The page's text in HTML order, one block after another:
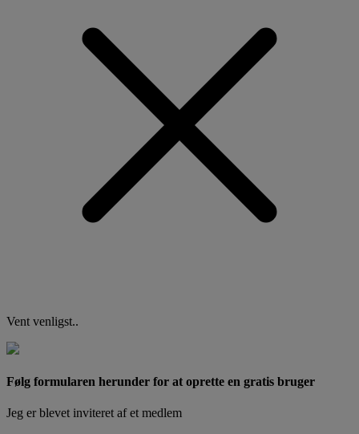
Vent venligst..
Følg formularen herunder for at oprette en gratis bruger
Jeg er blevet inviteret af et medlem